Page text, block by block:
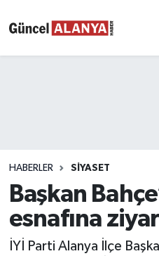
HABERLER SIYASET
Başkan
esnafına
İYİ Parti Alanya İlçe